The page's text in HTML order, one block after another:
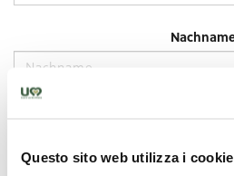
Questo sito web utilizza i cookie